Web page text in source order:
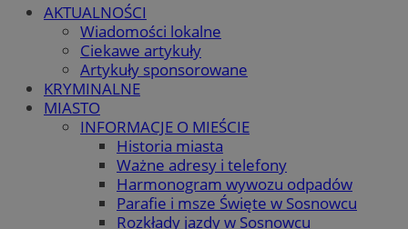
AKTUALNOŚCI
Wiadomości lokalne
Ciekawe artykuły
Artykuły sponsorowane
KRYMINALNE
MIASTO
INFORMACJE O MIEŚCIE
Historia miasta
Ważne adresy i telefony
Harmonogram wywozu odpadów
Parafie i msze Święte w Sosnowcu
Rozkłady jazdy w Sosnowcu